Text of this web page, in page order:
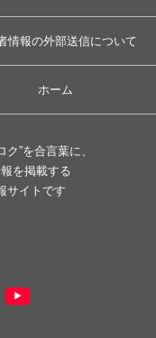
情報の外部送信について
ホーム
”を合言葉に、
を掲載する
サイトです